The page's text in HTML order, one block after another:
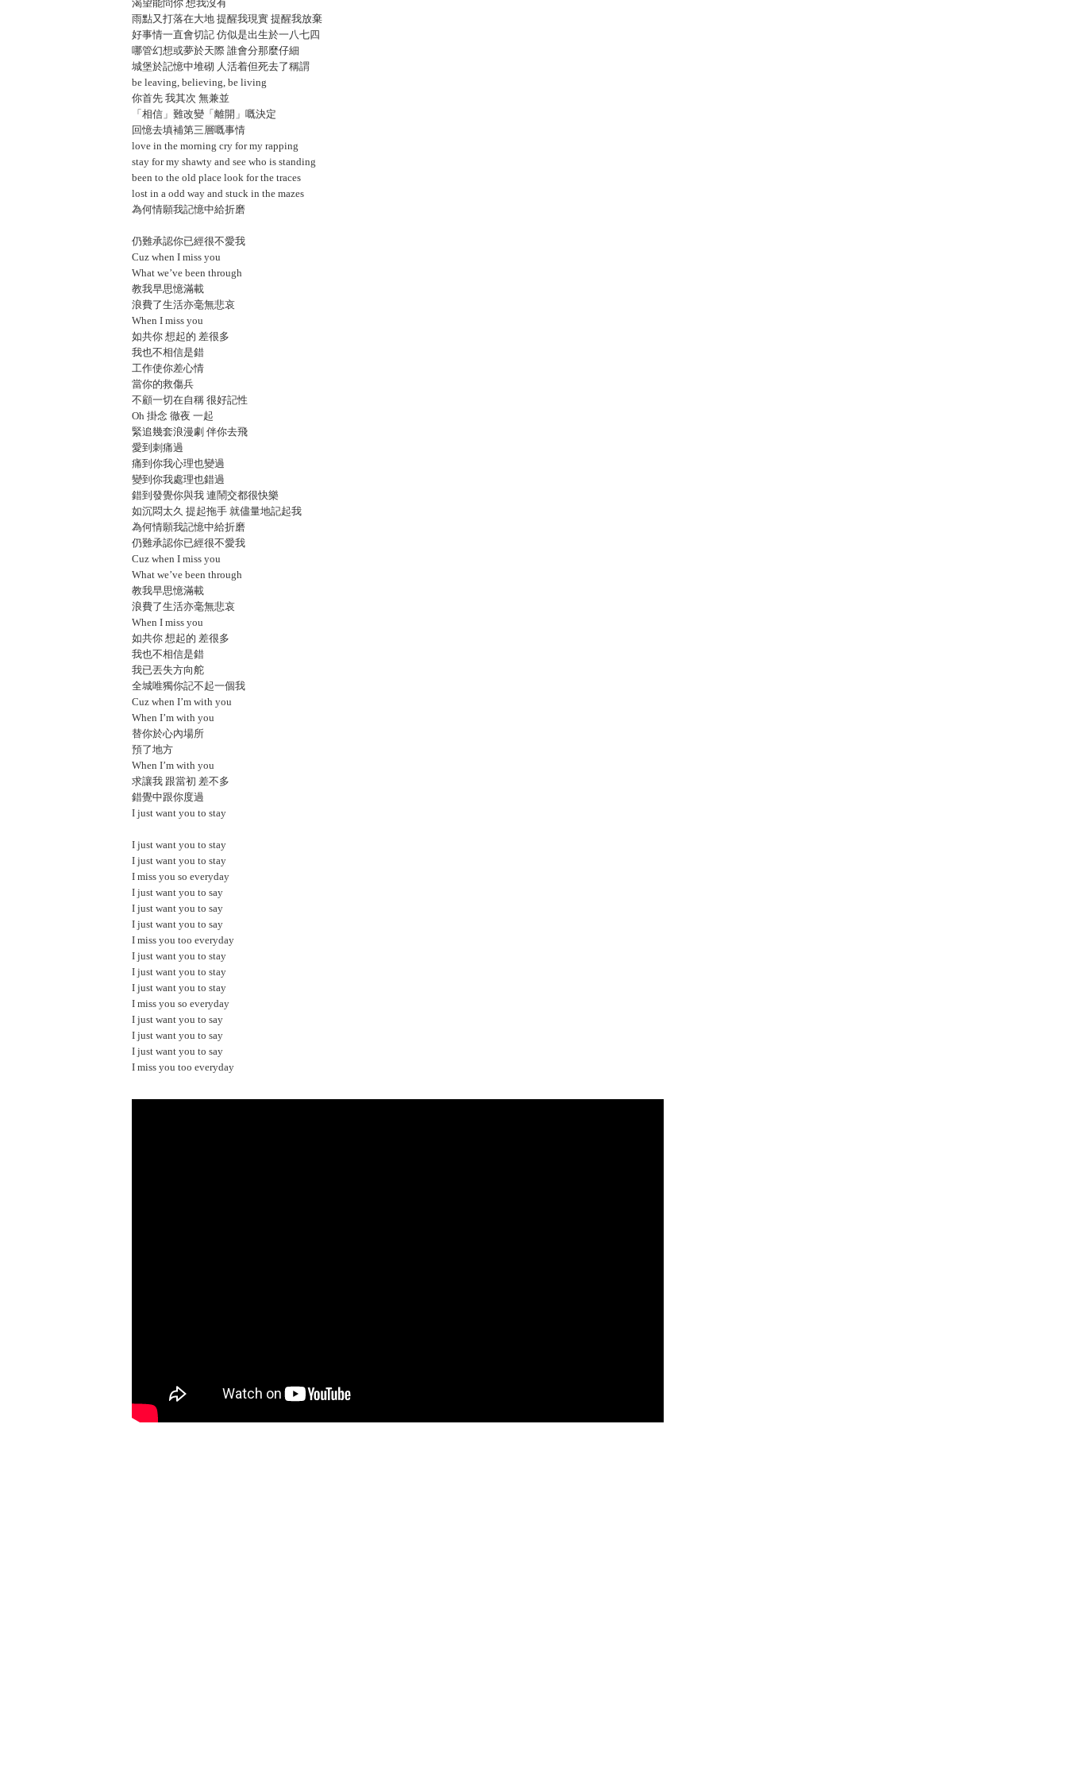
渴望能問你 想我沒有
雨點又打落在大地 提醒我現實 提醒我放棄
好事情一直會切記 仿似是出生於一八七四
哪管幻想或夢於天際 誰會分那麼仔細
城堡於記憶中堆砌 人活着但死去了稱謂
be leaving, believing, be living
你首先 我其次 無兼並
「相信」難改變「離開」嘅決定
回憶去填補第三層嘅事情
love in the morning cry for my rapping
stay for my shawty and see who is standing
been to the old place look for the traces
lost in a odd way and stuck in the mazes
為何情願我記憶中給折磨
仍難承認你已經很不愛我
Cuz when I miss you
What we’ve been through
教我早思憶滿載
浪費了生活亦毫無悲哀
When I miss you
如共你 想起的 差很多
我也不相信是錯
工作使你差心情
當你的救傷兵
不顧一切在自稱 很好記性
Oh 掛念 徹夜 一起
緊追幾套浪漫劇 伴你去飛
愛到刺痛過
痛到你我心理也變過
變到你我處理也錯過
錯到發覺你與我 連鬧交都很快樂
如沉悶太久 提起拖手 就儘量地記起我
為何情願我記憶中給折磨
仍難承認你已經很不愛我
Cuz when I miss you
What we’ve been through
教我早思憶滿載
浪費了生活亦毫無悲哀
When I miss you
如共你 想起的 差很多
我也不相信是錯
我已丟失方向舵
全城唯獨你記不起一個我
Cuz when I’m with you
When I’m with you
替你於心內場所
預了地方
When I’m with you
求讓我 跟當初 差不多
錯覺中跟你度過
I just want you to stay
I just want you to stay
I just want you to stay
I miss you so everyday
I just want you to say
I just want you to say
I just want you to say
I miss you too everyday
I just want you to stay
I just want you to stay
I just want you to stay
I miss you so everyday
I just want you to say
I just want you to say
I just want you to say
I miss you too everyday